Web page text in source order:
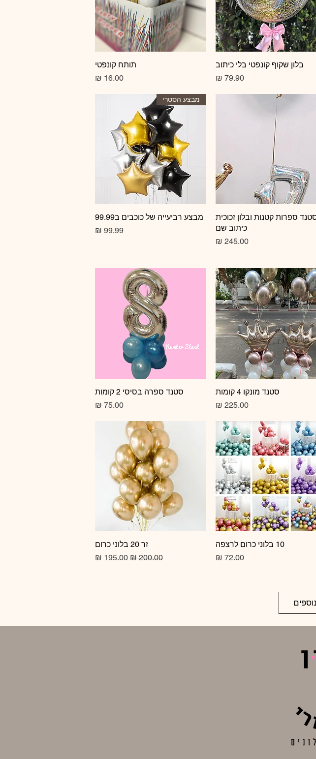
תצוגה מהירה
בלון שקוף קונפטי בלי כיתוב
מחיר‏79.90 ‏₪
תצוגה מהירהתותח קונפטי
מחיר
תצוגה מהירה
ספרות קטנות ובלון זכוכית
כיתוב שם
מחיר‏245.00 ‏₪
תצוגה מהירה
מבצע הסטרי
מבצע רביעייה של כוכבים ב99.99
מחיר
תצוגה מהירה
סטנד מונקו 4 קומות
מחיר‏225.00 ‏₪
תצוגה מהירה
סטנד ספרה בסיסי 2 קומות
מחיר
תצוגה מהירה
10 בלוני כרום לרצפה
מחיר‏72.00 ‏₪
תצוגה מהירה
זר 20 בלוני כרום
מחיר רגיל מחיר מבצע